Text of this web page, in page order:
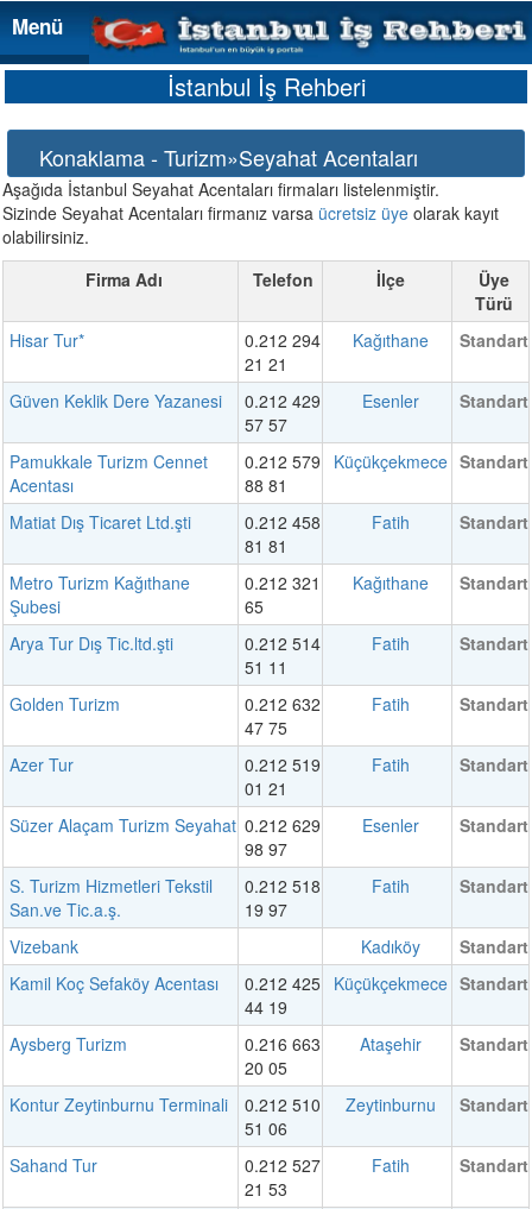
Menü
Menü
İstanbul İş Rehberi
Konaklama - Turizm»Seyahat Acentaları
Aşağıda İstanbul Seyahat Acentaları firmaları listelenmiştir.
Sizinde Seyahat Acentaları firmanız varsa ücretsiz üye olarak kayıt
olabilirsiniz.
Firma Adı
Telefon İlçe
Üye
Türü
Hisar Tur*
0.212 294
21 21
Kağıthane Standart
Güven Keklik Dere Yazanesi
0.212 429
57 57
Esenler Standart
Pamukkale Turizm Cennet
Acentası
0.212 579
88 81
Küçükçekmece Standart
Matiat Dış Ticaret Ltd.şti
0.212 458
81 81
Fatih Standart
Metro Turizm Kağıthane
Şubesi
0.212 321
65
Kağıthane Standart
Arya Tur Dış Tic.ltd.şti
0.212 514
51 11
Fatih Standart
Golden Turizm
0.212 632
47 75
Fatih Standart
Azer Tur
0.212 519
01 21
Fatih Standart
Süzer Alaçam Turizm Seyahat 0.212 629
98 97
Esenler Standart
S. Turizm Hizmetleri Tekstil
San.ve Tic.a.ş.
0.212 518
19 97
Fatih Standart
Vizebank Kadıköy
Standart
Kamil Koç Sefaköy Acentası
0.212 425
44 19
Küçükçekmece Standart
Aysberg Turizm
0.216 663
20 05
Ataşehir Standart
Kontur Zeytinburnu Terminali
0.212 510
51 06
Zeytinburnu Standart
Sahand Tur
0.212 527
21 53
Fatih Standart